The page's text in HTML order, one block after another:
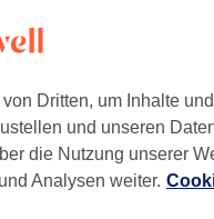
+
−
Dritten, um Inhalte
und unseren
die Nutzung unserer
Analysen weiter.